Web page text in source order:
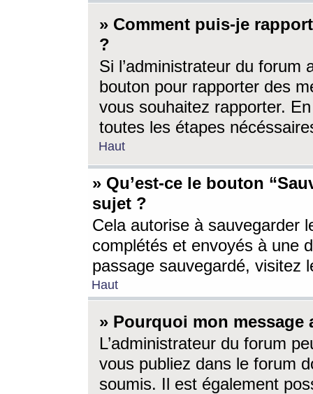
» Comment puis-je
?
Si l’administrateur du forum
bouton pour rapporter des
vous souhaitez rapporter.
toutes les étapes
Haut
» Qu’est-ce le bouton
sujet ?
Cela autorise à sauvegarder
complétés et envoyés à une
passage sauvegardé, visitez
Haut
» Pourquoi mon message
L’administrateur du forum
vous publiez dans le forum
soumis. Il est également